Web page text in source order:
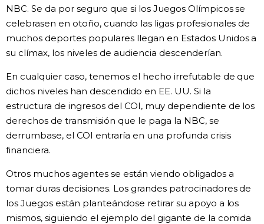
NBC. Se da por seguro que si los Juegos Olímpicos se
celebrasen en otoño, cuando las ligas profesionales de
muchos deportes populares llegan en Estados Unidos a
su clímax, los niveles de audiencia descenderían.
En cualquier caso, tenemos el hecho irrefutable de que
dichos niveles han descendido en EE. UU. Si la
estructura de ingresos del COI, muy dependiente de los
derechos de transmisión que le paga la NBC, se
derrumbase, el COI entraría en una profunda crisis
financiera.
Otros muchos agentes se están viendo obligados a
tomar duras decisiones. Los grandes patrocinadores de
los Juegos están planteándose retirar su apoyo a los
mismos, siguiendo el ejemplo del gigante de la comida